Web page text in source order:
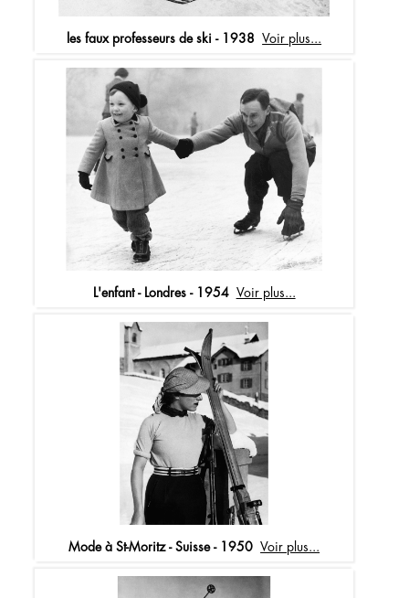
les faux professeurs de ski - 1938 Voir plus...
L'enfant - Londres - 1954 Voir plus...
Mode à St-Moritz - Suisse - 1950 Voir plus...